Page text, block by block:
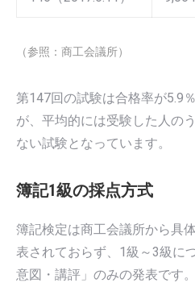
（参照：商工会議所）
第147回の試験は合格率が5.9
が、平均的には受験した人の
ない試験となっています。
簿記1級の採点方式
簿記検定は商工会議所から具
表されておらず、1級～3級に
意図・講評」のみの発表です